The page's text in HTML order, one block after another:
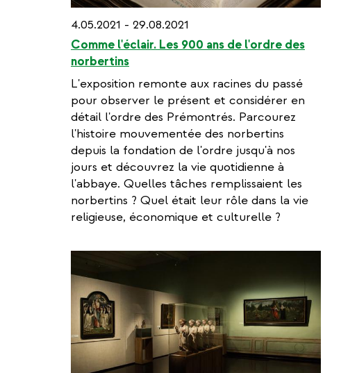
4.05.2021 - 29.08.2021
Comme l'éclair. Les 900 ans de l'ordre des
norbertins
L'exposition remonte aux racines du passé
pour observer le présent et considérer en
détail l'ordre des Prémontrés. Parcourez
l'histoire mouvementée des norbertins
depuis la fondation de l'ordre jusqu'à nos
jours et découvrez la vie quotidienne à
l'abbaye. Quelles tâches remplissaient les
norbertins ? Quel était leur rôle dans la vie
religieuse, économique et culturelle ?